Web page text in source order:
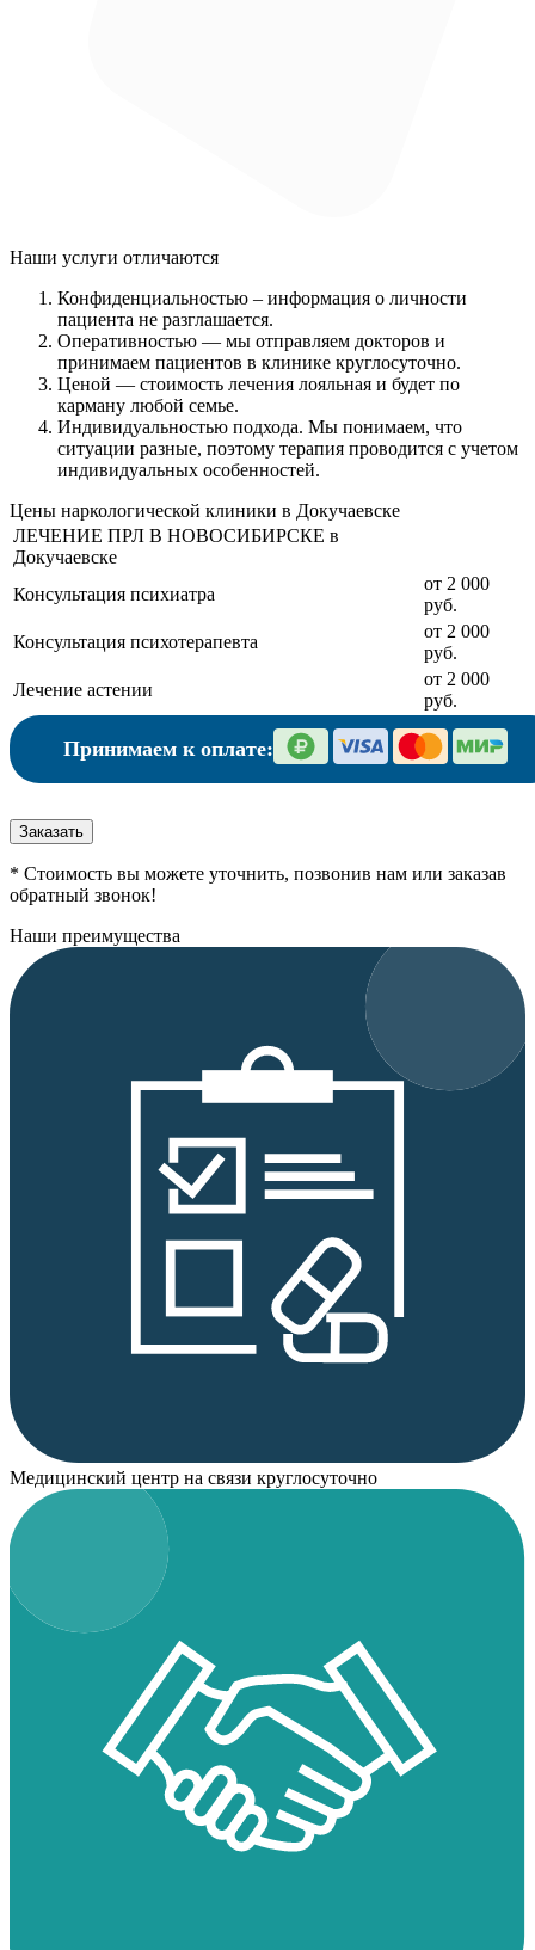
Наши услуги отличаются
Конфиденциальностью – информация о личности
пациента не разглашается.
Оперативностью — мы отправляем докторов и
принимаем пациентов в клинике круглосуточно.
Ценой — стоимость лечения лояльная и будет по
карману любой семье.
Индивидуальностью подхода. Мы понимаем, что
ситуации разные, поэтому терапия проводится с учетом
индивидуальных особенностей.
Цены наркологической клиники в Докучаевске
ЛЕЧЕНИЕ ПРЛ В НОВОСИБИРСКЕ в
Докучаевске
Консультация психиатра
от 2 000
руб.
Консультация психотерапевта
от 2 000
руб.
Лечение астении
от 2 000
руб.
Принимаем к оплате:
Заказать
* Стоимость вы можете уточнить, позвонив нам или заказав
обратный звонок!
Наши преимущества
Медицинский центр на связи круглосуточно